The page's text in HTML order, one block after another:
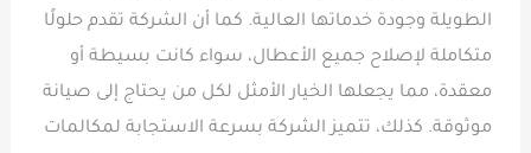
الطويلة وجودة خدماتها العالية. كما أن الشركة تقدم حلولًا
متكاملة لإصلاح جميع الأعطال، سواء كانت بسيطة أو
معقدة، مما يجعلها الخيار الأمثل لكل من يحتاج إلى صيانة
موثوقة. كذلك، تتميز الشركة بسرعة الاستجابة لمكالمات